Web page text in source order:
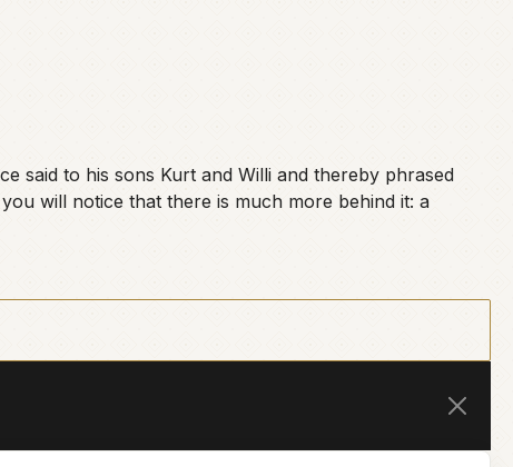
said to his sons Kurt and Willi and thereby phrased
will notice that there is much more behind it: a